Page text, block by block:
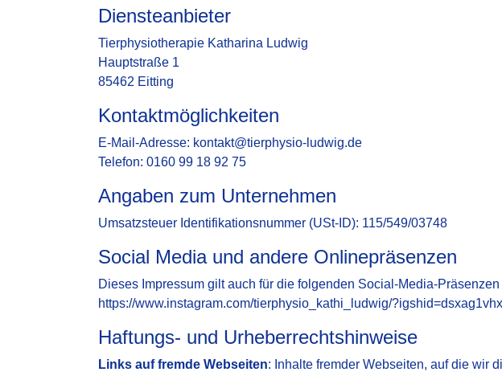
Diensteanbieter
Tierphysiotherapie Katharina Ludwig
Hauptstraße 1
85462 Eitting
Kontaktmöglichkeiten
E-Mail-Adresse: kontakt@tierphysio-ludwig.de
Telefon: 0160 99 18 92 75
Angaben zum Unternehmen
Umsatzsteuer Identifikationsnummer (USt-ID): 115/549/03748
Social Media und andere Onlinepräsenzen
Dieses Impressum gilt auch für die folgenden Social-Media-
https://www.instagram.com/tierphysio_kathi_ludwig/
Haftungs- und Urheberrechtshinweise
Links auf fremde Webseiten: Inhalte fremder Webseiten, auf die wir